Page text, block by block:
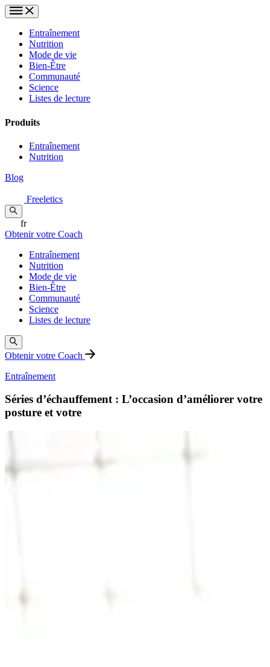
Entraînement
Nutrition
Mode de vie
Bien-Être
Communauté
Science
Listes de lecture
Produits
Entraînement
Nutrition
Blog
Freeletics
fr
Obtenir votre Coach
Entraînement
Nutrition
Mode de vie
Bien-Être
Communauté
Science
Listes de lecture
Obtenir votre Coach
Entraînement
Séries d’échauffement : L’occasion d’améliorer votre
posture et votre